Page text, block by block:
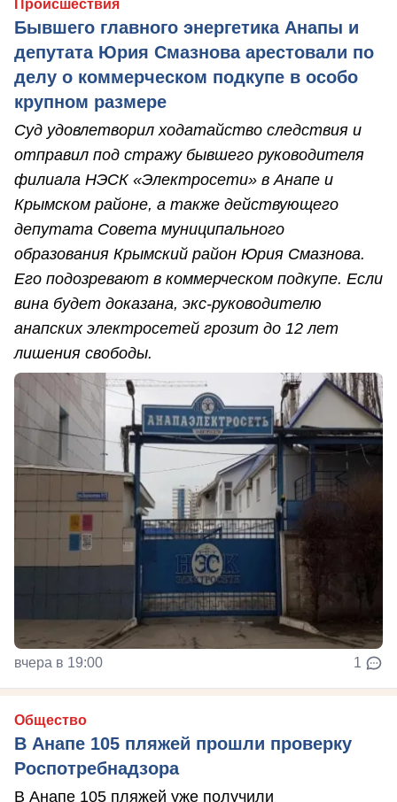
Происшествия
Бывшего главного энергетика Анапы и
депутата Юрия Смазнова арестовали по
делу о коммерческом подкупе в особо
крупном размере
Суд удовлетворил ходатайство следствия и
отправил под стражу бывшего руководителя
филиала НЭСК «Электросети» в Анапе и
Крымском районе, а также действующего
депутата Совета муниципального
образования Крымский район Юрия Смазнова.
Его подозревают в коммерческом подкупе. Если
вина будет доказана, экс-руководителю
анапских электросетей грозит до 12 лет
лишения свободы.
вчера в 19:00 1
Общество
В Анапе 105 пляжей прошли проверку
Роспотребнадзора
В Анапе 105 пляжей уже получили